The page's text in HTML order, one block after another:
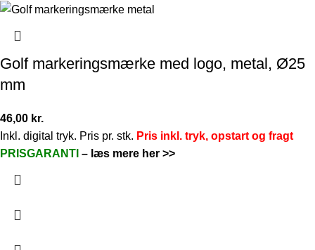
Golf markeringsmærke med logo, metal, Ø25
mm
46,00 kr.
Inkl. digital tryk. Pris pr. stk. Pris inkl. tryk, opstart og fragt
PRISGARANTI – læs mere her >>